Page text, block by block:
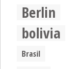
Berlin
bolivia
Brasil